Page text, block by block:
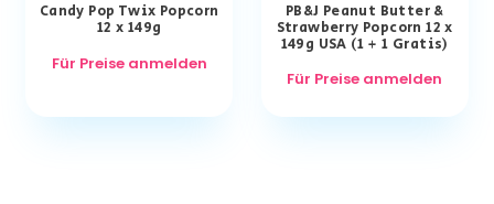
Candy Pop Twix Popcorn
12 x 149g
Für Preise anmelden
PB&J Peanut Butter &
Strawberry Popcorn 12 x
149g USA (1 + 1 Gratis)
Für Preise anmelden